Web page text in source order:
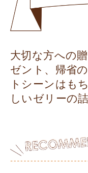
大切な方への
ゼント、帰省
トシーンはも
しいゼリーの詰